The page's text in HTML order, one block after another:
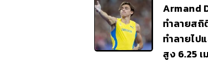
Armand
ทำลายสถิ
ทำลายไป
สูง 6.25 เ